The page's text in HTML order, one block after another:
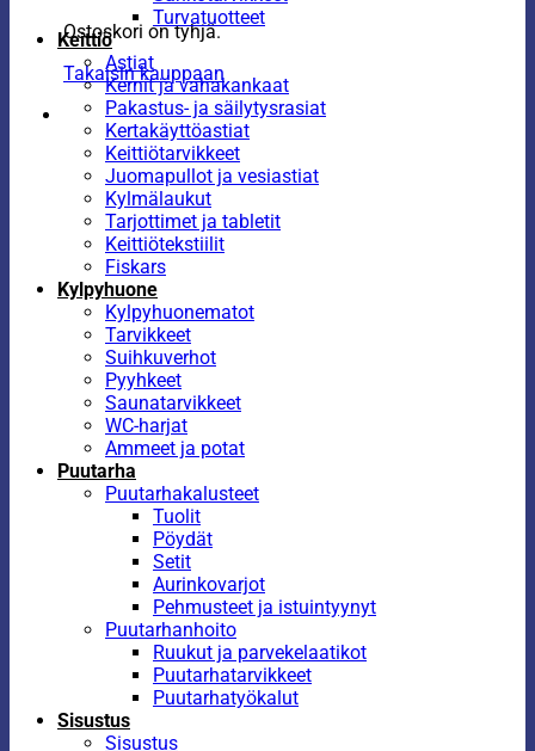
Ostoskori on tyhjä.
Takaisin kauppaan
Turvatuotteet
Keittiö
Astiat
Kernit ja vahakankaat
Pakastus- ja säilytysrasiat
Kertakäyttöastiat
Keittiötarvikkeet
Juomapullot ja vesiastiat
Kylmälaukut
Tarjottimet ja tabletit
Keittiötekstiilit
Fiskars
Kylpyhuone
Kylpyhuonematot
Tarvikkeet
Suihkuverhot
Pyyhkeet
Saunatarvikkeet
WC-harjat
Ammeet ja potat
Puutarha
Puutarhakalusteet
Tuolit
Pöydät
Setit
Aurinkovarjot
Pehmusteet ja istuintyynyt
Puutarhanhoito
Ruukut ja parvekelaatikot
Puutarhatarvikkeet
Puutarhatyökalut
Sisustus
Sisustus